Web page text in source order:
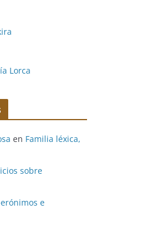
Lorca
en Familia léxica,
sobre
e